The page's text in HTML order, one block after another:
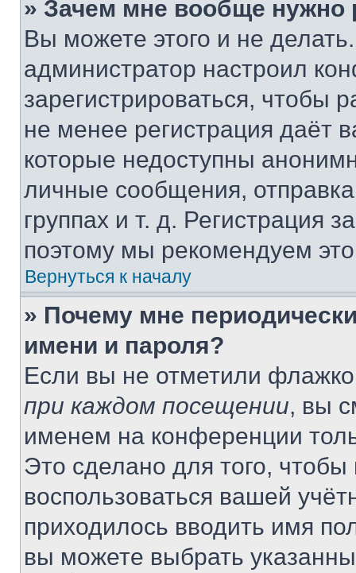
» Зачем мне вообще нужно
Вы можете этого и не
администратор настроил
зарегистрироваться, чтобы
не менее регистрация даёт
которые недоступны
личные сообщения,
группах и т. д. Регистрация
поэтому мы рекомендуем
Вернуться к началу
» Почему мне
имени и пароля?
Если вы не отметили
при каждом посещении, вы
именем на конференции
Это сделано для того, чтобы
воспользоваться вашей
приходилось вводить имя
вы можете выбрать